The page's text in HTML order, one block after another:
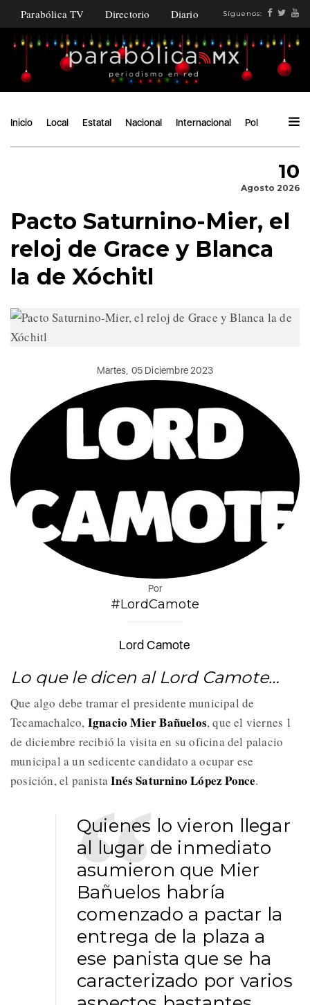
Parabólica TV Directorio Diario Síguenos:
Inicio Local Estatal Nacional Internacional Política
10
Agosto 2026
Pacto Saturnino-Mier, el
reloj de Grace y Blanca
la de Xóchitl
Martes, 05 Diciembre 2023
Por
#LordCamote
Lord Camote
Lo que le dicen al Lord Camote…
Que algo debe tramar el presidente municipal de
Tecamachalco, Ignacio Mier Bañuelos, que el viernes 1
de diciembre recibió la visita en su oficina del palacio
municipal a un sedicente candidato a ocupar ese
posición, el panistaInés Saturnino López Ponce.
Quienes lo vieron llegar
al lugar de inmediato
asumieron que Mier
Bañuelos habría
comenzado a pactar la
entrega de la plaza a
ese panista que se ha
caracterizado por varios